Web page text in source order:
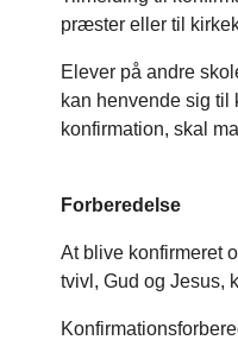
præster eller til
Elever på andre
kan henvende sig til
konfirmation, skal
Forberedelse
At blive konfirmeret
tvivl, Gud og Jesus,